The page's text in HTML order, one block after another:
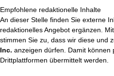
Empfohlene redaktionelle Inhalte
An dieser Stelle finden Sie externe
redaktionelles Angebot ergänzen.
stimmen Sie zu, dass wir diese und
Inc. anzeigen dürfen. Damit können
Drittplattformen übermittelt werden.